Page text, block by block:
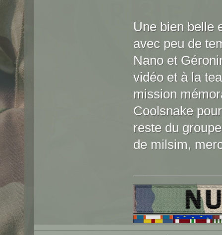
Une bien belle
avec peu de
Nano et
vidéo et à la
mission
Coolsnake
reste du
de milsim,